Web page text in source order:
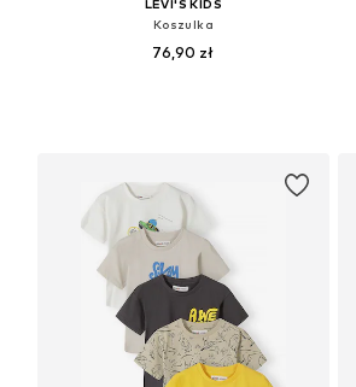
LEVI'S KIDS
Koszulka
76,90 zł